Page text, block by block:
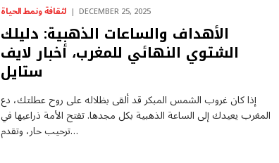
لثقافة ونمط الحياة DECEMBER 25, 2025
الأهداف والساعات الذهبية: دليلك
الشتوي النهائي للمغرب، أخبار لايف
ستايل
إذا كان غروب الشمس المبكر قد ألقى بظلاله على روح عطلتك، دع
المغرب يعيدك إلى الساعة الذهبية بكل مجدها. تفتح الأمة ذراعيها في
ترحيب حار، وتقدم…